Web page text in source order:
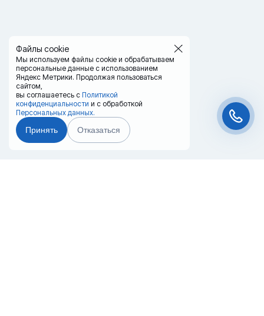
Файлы cookie
Мы используем файлы cookie и обрабатываем
персональные данные с использованием
Яндекс Метрики. Продолжая пользоваться
сайтом,
вы соглашаетесь с Политикой
конфиденциальности и с обработкой
Персональных данных.
Принять Отказаться